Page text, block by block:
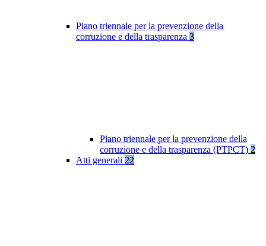
Piano triennale per la prevenzione della
corruzione e della trasparenza 3
Piano triennale per la prevenzione della
corruzione e della trasparenza (PTPCT) 2
Atti generali 22